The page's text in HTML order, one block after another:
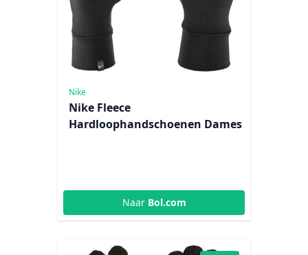
Nike
Nike Fleece
Hardloophandschoenen Dames
Naar Bol.com